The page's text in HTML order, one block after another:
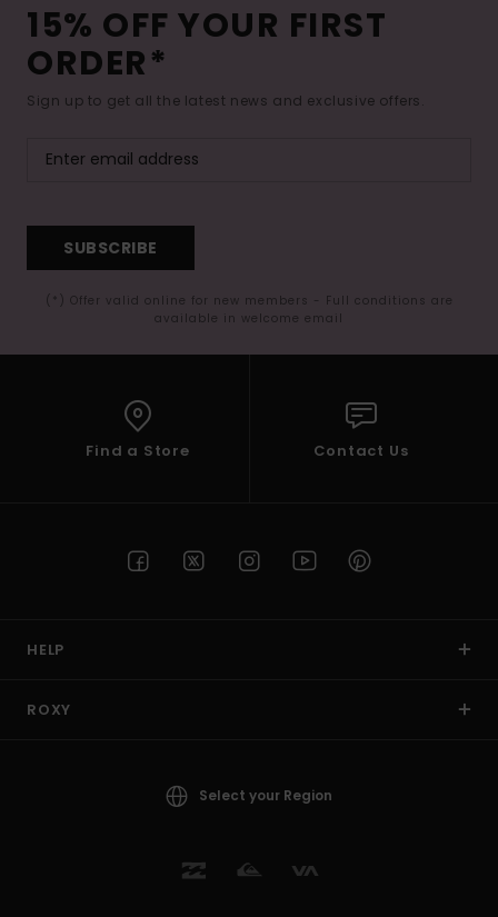
15% OFF YOUR FIRST
ORDER*
Sign up to get all the latest news and exclusive offers.
SUBSCRIBE
(*) Offer valid online for new members - Full conditions are
available in welcome email
Find a Store Contact Us
HELP
ROXY
Select your Region